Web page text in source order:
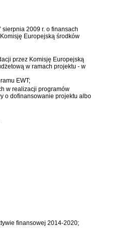
sierpnia 2009 r. o finansach
Europejską środków
przez Komisję Europejską
w ramach projektu - w
EWT;
w realizacji programów
o dofinansowanie projektu albo
finansowej 2014-2020;